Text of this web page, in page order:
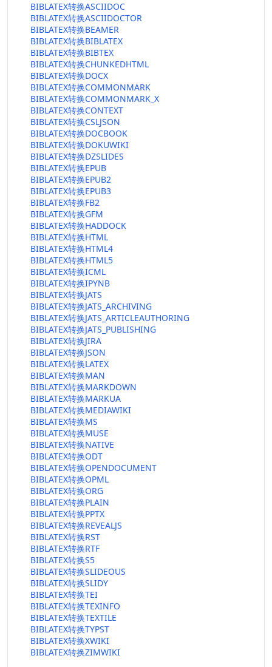
BIBLATEX转换ASCIIDOC
BIBLATEX转换ASCIIDOCTOR
BIBLATEX转换BEAMER
BIBLATEX转换BIBLATEX
BIBLATEX转换BIBTEX
BIBLATEX转换CHUNKEDHTML
BIBLATEX转换DOCX
BIBLATEX转换COMMONMARK
BIBLATEX转换COMMONMARK_X
BIBLATEX转换CONTEXT
BIBLATEX转换CSLJSON
BIBLATEX转换DOCBOOK
BIBLATEX转换DOKUWIKI
BIBLATEX转换DZSLIDES
BIBLATEX转换EPUB
BIBLATEX转换EPUB2
BIBLATEX转换EPUB3
BIBLATEX转换FB2
BIBLATEX转换GFM
BIBLATEX转换HADDOCK
BIBLATEX转换HTML
BIBLATEX转换HTML4
BIBLATEX转换HTML5
BIBLATEX转换ICML
BIBLATEX转换IPYNB
BIBLATEX转换JATS
BIBLATEX转换JATS_ARCHIVING
BIBLATEX转换JATS_ARTICLEAUTHORING
BIBLATEX转换JATS_PUBLISHING
BIBLATEX转换JIRA
BIBLATEX转换JSON
BIBLATEX转换LATEX
BIBLATEX转换MAN
BIBLATEX转换MARKDOWN
BIBLATEX转换MARKUA
BIBLATEX转换MEDIAWIKI
BIBLATEX转换MS
BIBLATEX转换MUSE
BIBLATEX转换NATIVE
BIBLATEX转换ODT
BIBLATEX转换OPENDOCUMENT
BIBLATEX转换OPML
BIBLATEX转换ORG
BIBLATEX转换PLAIN
BIBLATEX转换PPTX
BIBLATEX转换REVEALJS
BIBLATEX转换RST
BIBLATEX转换RTF
BIBLATEX转换S5
BIBLATEX转换SLIDEOUS
BIBLATEX转换SLIDY
BIBLATEX转换TEI
BIBLATEX转换TEXINFO
BIBLATEX转换TEXTILE
BIBLATEX转换TYPST
BIBLATEX转换XWIKI
BIBLATEX转换ZIMWIKI